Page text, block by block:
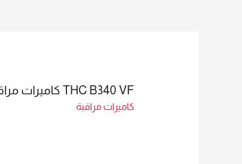
THC B340 VF كاميرات مراقبة – SALES: MAI SAYED 01023629342
كاميرات مراقبة